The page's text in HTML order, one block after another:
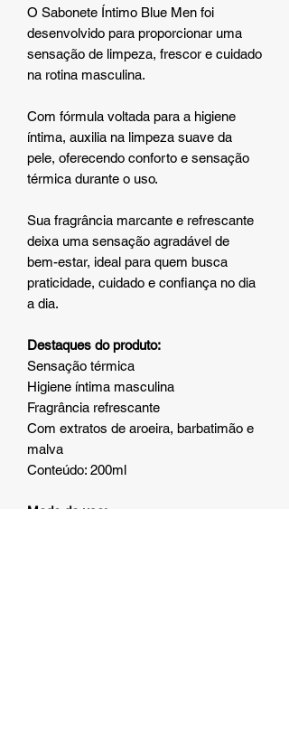
O Sabonete Íntimo Blue Men foi
desenvolvido para proporcionar uma
sensação de limpeza, frescor e cuidado
na rotina masculina.
Com fórmula voltada para a higiene
íntima, auxilia na limpeza suave da
pele, oferecendo conforto e sensação
térmica durante o uso.
Sua fragrância marcante e refrescante
deixa uma sensação agradável de
bem-estar, ideal para quem busca
praticidade, cuidado e confiança no dia
a dia.
Destaques do produto:
Sensação térmica
Higiene íntima masculina
Fragrância refrescante
Com extratos de aroeira, barbatimão e
malva
Conteúdo: 200ml
Modo de uso: